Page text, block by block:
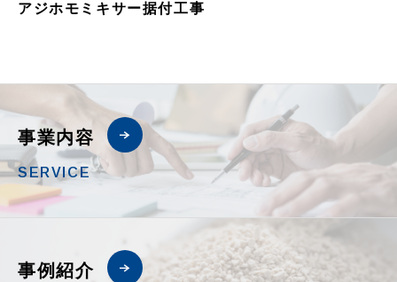
アジホモミキサー据付工事
事業内容
SERVICE
事例紹介